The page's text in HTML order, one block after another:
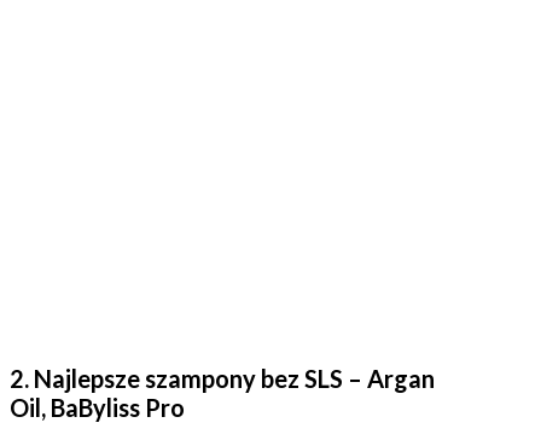
2. Najlepsze szampony bez SLS – Argan
Oil, BaByliss Pro